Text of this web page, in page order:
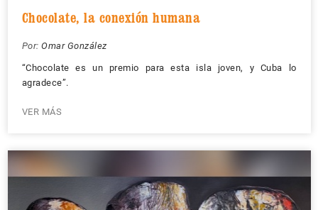
Chocolate, la conexión humana
Por: Omar González
“Chocolate es un premio para esta isla joven, y Cuba lo
agradece”.
VER MÁS